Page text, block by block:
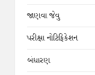
જાણવા જેવુ
પરીક્ષા નોટિફિકેશન
બંધારણ